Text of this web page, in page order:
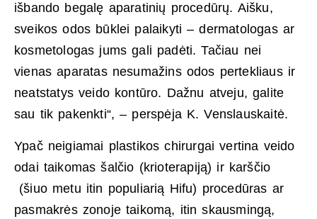
išbando begalę aparatinių procedūrų. Aišku,
sveikos odos būklei palaikyti – dermatologas ar
kosmetologas jums gali padėti. Tačiau nei
vienas aparatas nesumažins odos pertekliaus ir
neatstatys veido kontūro. Dažnu atveju, galite
sau tik pakenkti“, – perspėja K. Venslauskaitė.
Ypač neigiamai plastikos chirurgai vertina veido
odai taikomas šalčio (krioterapiją) ir karščio
(šiuo metu itin populiarią Hifu) procedūras ar
pasmakrės zonoje taikomą, itin skausmingą,